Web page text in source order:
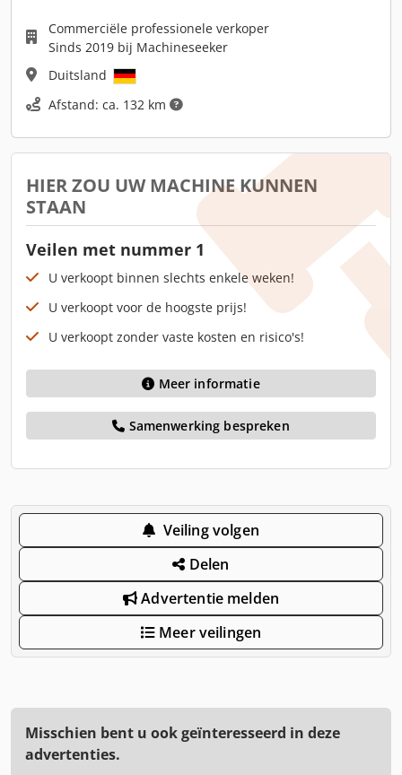
Commerciële professionele verkoper
Sinds 2019 bij Machineseeker
Duitsland
Afstand: ca. 132 km
HIER ZOU UW MACHINE KUNNEN
STAAN
Veilen met nummer 1
U verkoopt binnen slechts enkele weken!
U verkoopt voor de hoogste prijs!
U verkoopt zonder vaste kosten en risico's!
Meer informatie
Samenwerking bespreken
Veiling volgen
Delen
Advertentie melden
Meer veilingen
Misschien bent u ook geïnteresseerd in deze
advertenties.